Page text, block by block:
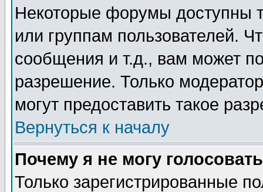
Некоторые форумы доступны
или группам пользователей.
сообщения и т.д., вам может
разрешение. Только
могут предоставить такое
Вернуться к началу
Почему я не могу
Только зарегистрированные